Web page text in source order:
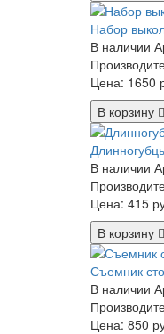
Набор
В наличии
Цена: 1650
В корзину
В наличии
Цена: 415
В корзину
Съемник
В наличии
Цена: 850